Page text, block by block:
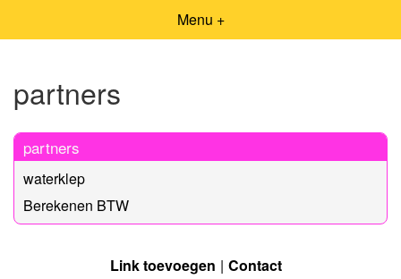
Menu +
partners
partners
waterklep
Berekenen BTW
Link toevoegen Contact